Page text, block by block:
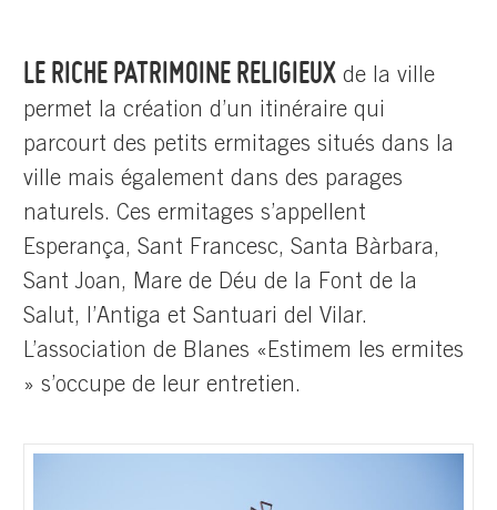
LE RICHE PATRIMOINE RELIGIEUX de la ville
permet la création d’un itinéraire qui
parcourt des petits ermitages situés dans la
ville mais également dans des parages
naturels. Ces ermitages s’appellent
Esperança, Sant Francesc, Santa Bàrbara,
Sant Joan, Mare de Déu de la Font de la
Salut, l’Antiga et Santuari del Vilar.
L’association de Blanes «Estimem les ermites
» s’occupe de leur entretien.